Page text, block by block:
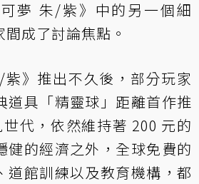
夢 朱/紫》中的另一個細
成了討論焦點。
》推出不久後，部分玩家
道具「精靈球」距離首作推
代，依然維持著 200 元的
健的經濟之外，全球免費的
道館訓練以及教育機構，都